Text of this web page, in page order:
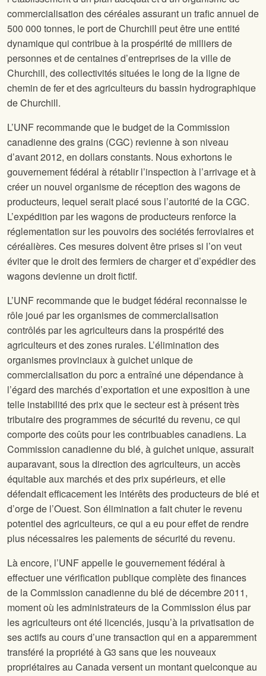
commercialisation des céréales assurant un trafic annuel de
500 000 tonnes, le port de Churchill peut être une entité
dynamique qui contribue à la prospérité de milliers de
personnes et de centaines d’entreprises de la ville de
Churchill, des collectivités situées le long de la ligne de
chemin de fer et des agriculteurs du bassin hydrographique
de Churchill.
L’UNF recommande que le budget de la Commission
canadienne des grains (CGC) revienne à son niveau
d’avant 2012, en dollars constants. Nous exhortons le
gouvernement fédéral à rétablir l’inspection à l’arrivage et à
créer un nouvel organisme de réception des wagons de
producteurs, lequel serait placé sous l’autorité de la CGC.
L’expédition par les wagons de producteurs renforce la
réglementation sur les pouvoirs des sociétés ferroviaires et
céréalières. Ces mesures doivent être prises si l’on veut
éviter que le droit des fermiers de charger et d’expédier des
wagons devienne un droit fictif.
L’UNF recommande que le budget fédéral reconnaisse le
rôle joué par les organismes de commercialisation
contrôlés par les agriculteurs dans la prospérité des
agriculteurs et des zones rurales. L’élimination des
organismes provinciaux à guichet unique de
commercialisation du porc a entraîné une dépendance à
l’égard des marchés d’exportation et une exposition à une
telle instabilité des prix que le secteur est à présent très
tributaire des programmes de sécurité du revenu, ce qui
comporte des coûts pour les contribuables canadiens. La
Commission canadienne du blé, à guichet unique, assurait
auparavant, sous la direction des agriculteurs, un accès
équitable aux marchés et des prix supérieurs, et elle
défendait efficacement les intérêts des producteurs de blé et
d’orge de l’Ouest. Son élimination a fait chuter le revenu
potentiel des agriculteurs, ce qui a eu pour effet de rendre
plus nécessaires les paiements de sécurité du revenu.
Là encore, l’UNF appelle le gouvernement fédéral à
effectuer une vérification publique complète des finances
de la Commission canadienne du blé de décembre 2011,
moment où les administrateurs de la Commission élus par
les agriculteurs ont été licenciés, jusqu’à la privatisation de
ses actifs au cours d’une transaction qui en a apparemment
transféré la propriété à G3 sans que les nouveaux
propriétaires au Canada versent un montant quelconque au